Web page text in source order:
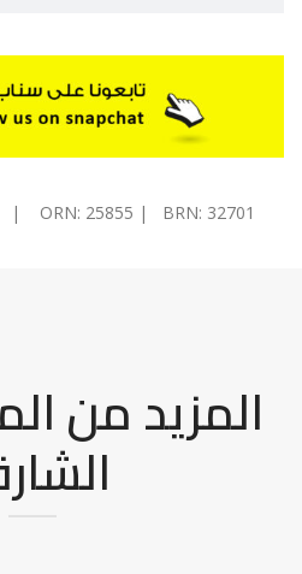
| ORN: 25855 | BRN: 32701
المزيد من